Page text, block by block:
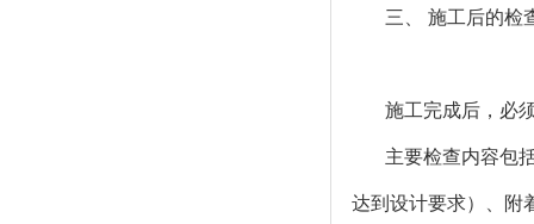
三、 施工后的检
施工完成后，必
主要检查内容包
达到设计要求）、附